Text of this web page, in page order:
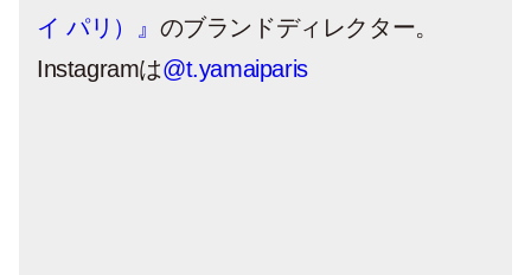
イ パリ）』 のブランドディレクター。
Instagramは@t.yamaiparis